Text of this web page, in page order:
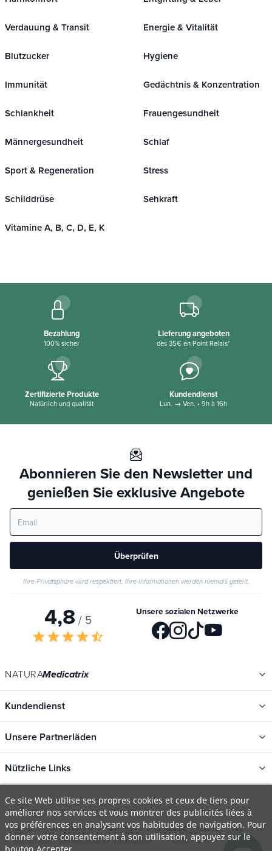
Verdauung & Transit Energie & Vitalität
Blutzucker Hygiene
Immunität Gedächtnis & Konzentration
Schlankheit Frauengesundheit
Männergesundheit Schlaf
Sport & Regeneration Stress
Schilddrüse Sehkraft
Vitamine A, B, C, D, E, K
Bezahlung
100% sicher
Lieferung angeboten
dès 35€ en Point Relais*
Zertifizierte Produkte
Natürlich und qualität
Kundendienst
Lun. → Ven. • 9h à 16h
Abonnieren Sie den Newsletter und
genießen Sie exklusive Angebote
Überprüfen
Ihre Privatsphäre wird respektiert. Ihre Informationen werden niemals geteilt.
4,8 / 5
starstarstarstarstar_half
Unsere sozialen Netzwerke
NATURAMedicatrix
Kundendienst
Unsere Partnerläden
Nützliche Links
Kategorien
Neu
Promotions
AGB Rechtliche Hinweise
Datenschutzerklärung
Lieferung, Versand und Rückgabe
Über uns FAQ
Ce site Web utilise ses propres cookies et ceux de tiers pour
améliorer nos services et vous montrer des publicités liées à
vos préférences en analysant vos habitudes de navigation. Pour
donner votre consentement à son utilisation, appuyez sur le